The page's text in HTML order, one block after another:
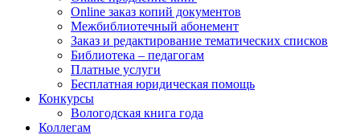
Online заказ копий документов
Межбиблиотечный абонемент
Заказ и редактирование тематических списков
Библиотека – педагогам
Платные услуги
Бесплатная юридическая помощь
Конкурсы
Вологодская книга года
Коллегам